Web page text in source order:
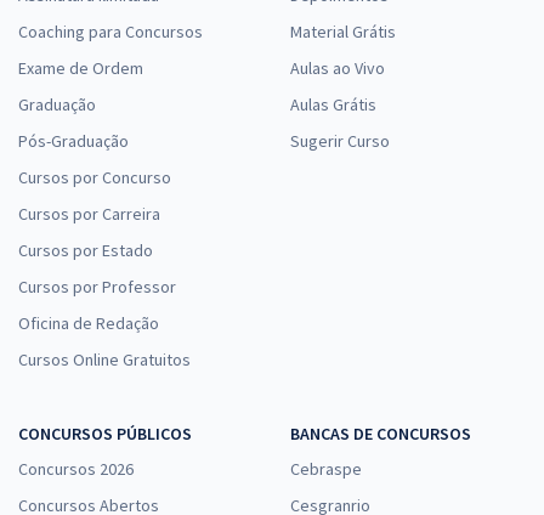
Coaching para Concursos
Exame de Ordem
Graduação
Pós-Graduação
Cursos por Concurso
Cursos por Carreira
Cursos por Estado
Cursos por Professor
Oficina de Redação
Cursos Online Gratuitos
Material Grátis
Aulas ao Vivo
Aulas Grátis
Sugerir Curso
CONCURSOS PÚBLICOS
Concursos 2026
Concursos Abertos
BANCAS DE CONCURSOS
Cebraspe
Cesgranrio